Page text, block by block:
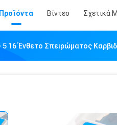
Προϊόντα Βίντεο Σχετικά
5 16 Ένθετο Σπειρώματος